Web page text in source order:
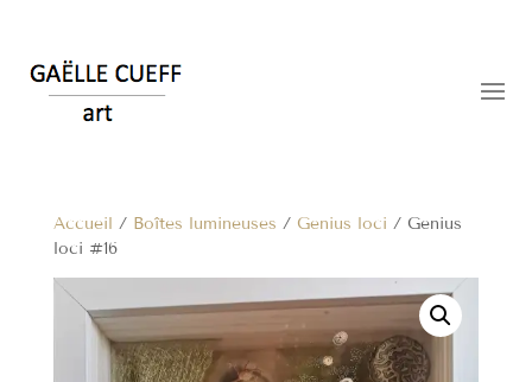
Accueil / Boîtes lumineuses / Genius loci / Genius
loci #16